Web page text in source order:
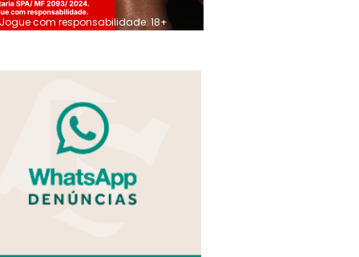
Jogue com responsabilidade. 18+